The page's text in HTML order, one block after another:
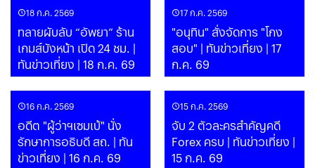
18 ก.ค. 2569
ทลายผับลับ “อัพยา” ร้าน
เกมส์บังหน้า เปิด 24 ชม. |
ทันข่าวเที่ยง | 18 ก.ค. 69
17 ก.ค. 2569
"อนุทิน" สั่งจัดการ "โกง
สอบ" | ทันข่าวเที่ยง | 17
ก.ค. 69
16 ก.ค. 2569
อดีต "ผู้ว่าฯเซมเบ้" นั่ง
รักษาการอธิบดี สถ. | ทัน
ข่าวเที่ยง | 16 ก.ค. 69
15 ก.ค. 2569
จับ 2 ตัวละครสำคัญคดี
Forex ครบ | ทันข่าวเที่ยง |
15 ก.ค. 69